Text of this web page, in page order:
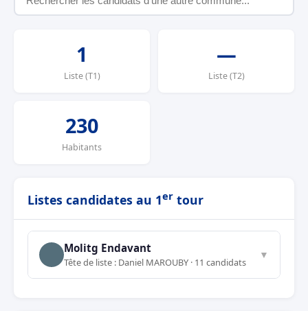
1
Liste (T1)
—
Liste (T2)
230
Habitants
Listes candidates au 1er tour
Molitg Endavant
Tête de liste : Daniel MAROUBY · 11 candidats
▼